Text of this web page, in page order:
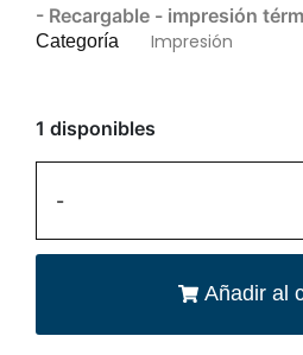
- Recargable - impresión
Categoría Impresión
1 disponibles
-
Añadir al